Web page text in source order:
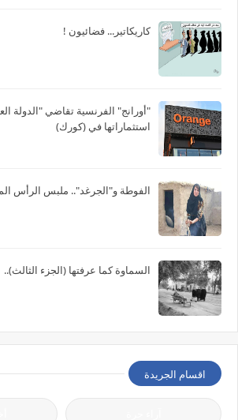
كاريكاتير... فضائيون !
"أورانج" الفرنسية تقاضي "الدولة
استثماراتها في (كورك)
الفوطة و"الجرغد".. ملبس الرأس
السماوة كما عرفتها (الجزء الثالث)..
اقسام الجريدة